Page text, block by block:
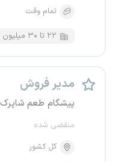
تمام وقت
۲۲ تا ۳۰ میلیون تومان
مدیر فروش
پیشگام طعم شاپرک
منقضی شده
کل کشور